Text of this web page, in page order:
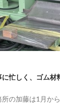
忙しく、ゴム材
の加藤は1月か